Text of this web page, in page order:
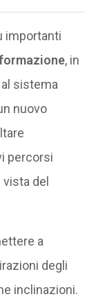
importanti
, in
sistema
nuovo
percorsi
del
a
degli
inclinazioni.